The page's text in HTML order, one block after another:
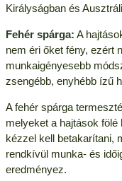
Királyságban és
Fehér spárga: A
nem éri őket fény, ezért
munkaigényesebb
zsengébb, enyhébb ízű
A fehér spárga
melyeket a hajtások
kézzel kell betakarítani,
rendkívül munka- és
eredményez.